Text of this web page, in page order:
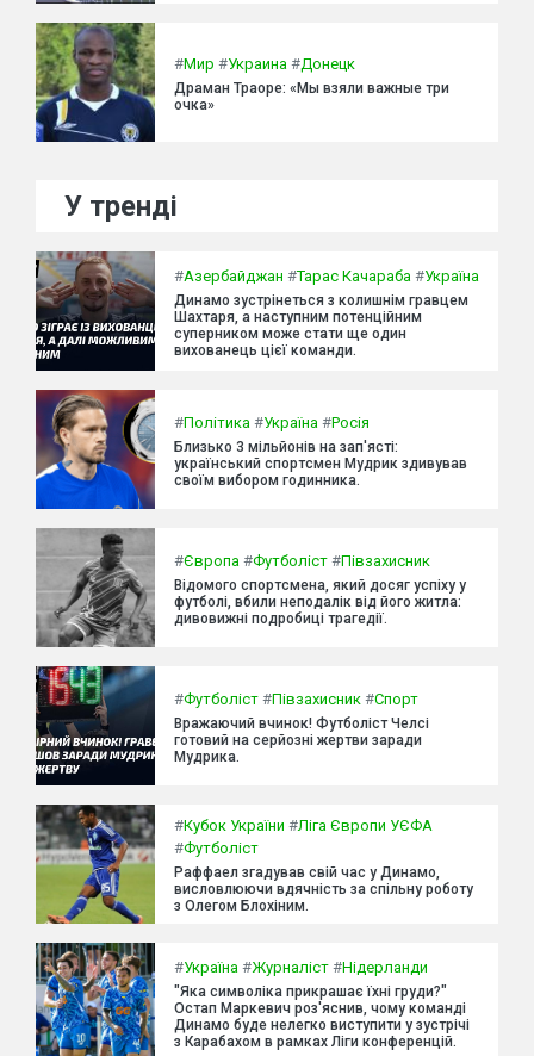
#Мир #Украина #Донецк
Драман Траоре: «Мы взяли важные три
очка»
У тренді
#Азербайджан #Тарас Качараба #Україна
Динамо зустрінеться з колишнім гравцем
Шахтаря, а наступним потенційним
суперником може стати ще один
вихованець цієї команди.
#Політика #Україна #Росія
Близько 3 мільйонів на зап'ясті:
український спортсмен Мудрик здивував
своїм вибором годинника.
#Європа #Футболіст #Півзахисник
Відомого спортсмена, який досяг успіху у
футболі, вбили неподалік від його житла:
дивовижні подробиці трагедії.
#Футболіст #Півзахисник #Спорт
Вражаючий вчинок! Футболіст Челсі
готовий на серйозні жертви заради
Мудрика.
#Кубок України #Ліга Європи УЄФА
#Футболіст
Раффаел згадував свій час у Динамо,
висловлюючи вдячність за спільну роботу
з Олегом Блохіним.
#Україна #Журналіст #Нідерланди
"Яка символіка прикрашає їхні груди?"
Остап Маркевич роз'яснив, чому команді
Динамо буде нелегко виступити у зустрічі
з Карабахом в рамках Ліги конференцій.